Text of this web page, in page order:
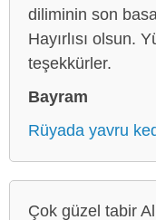
diliminin son
Hayırlısı olsun.
teşekkürler.
Bayram
Rüyada yavru
Çok güzel tabir